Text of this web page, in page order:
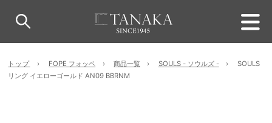
トップ FOPE フォッペ 商品一覧 SOULS - ソウルズ -
SOULS
リング イエローゴールド AN09 BBRNM